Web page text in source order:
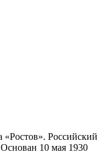
Российский
10 мая 1930